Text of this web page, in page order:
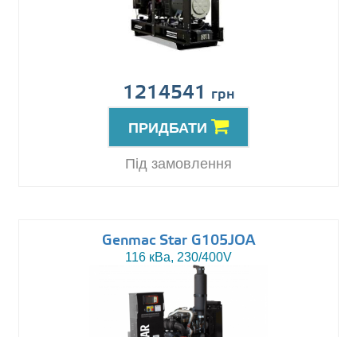
1214541 грн
ПРИДБАТИ
Під замовлення
Genmac Star G105JOA
116 кВа, 230/400V